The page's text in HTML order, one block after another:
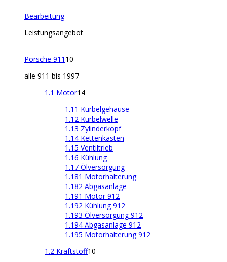
Bearbeitung
Leistungsangebot
Porsche 911 10
alle 911 bis 1997
1.1 Motor14
1.11 Kurbelgehäuse
1.12 Kurbelwelle
1.13 Zylinderkopf
1.14 Kettenkästen
1.15 Ventiltrieb
1.16 Kühlung
1.17 Ölversorgung
1.181 Motorhalterung
1.182 Abgasanlage
1.191 Motor 912
1.192 Kühlung 912
1.193 Ölversorgung 912
1.194 Abgasanlage 912
1.195 Motorhalterung 912
1.2 Kraftstoff10